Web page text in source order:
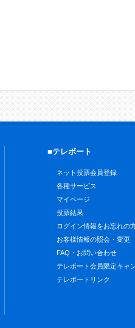
■テレボート
ネット投票会員登録
各種サービス
マイページ
投票結果
ログイン情報をお忘れの
お客様情報の照会・変更
FAQ・お問い合わせ
テレボート会員限定キャ
テレボートリンク